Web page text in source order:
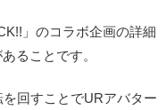
」のコラボ企画の詳細
ることです。
回すことでURアバター